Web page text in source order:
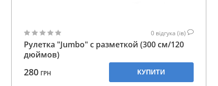
0 відгука (ів)
Рулетка "Jumbo" с разметкой (300 см/120
дюймов)
280 ГРН КУПИТИ